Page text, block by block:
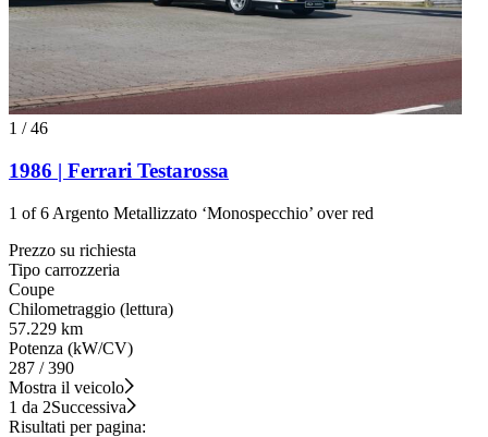
1 /46
1986 | Ferrari Testarossa
1 of 6 Argento Metallizzato ‘Monospecchio’ over red
Prezzo su richiesta
Tipo carrozzeria
Coupe
Chilometraggio (lettura)
57.229 km
Potenza (kW/CV)
287 / 390
Mostra il veicolo
1 da 2Successiva
Risultati per pagina: